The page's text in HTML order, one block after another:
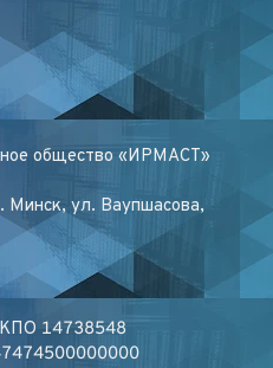
общество «ИРМАСТ»
Минск, ул. Ваупшасова,
14738548